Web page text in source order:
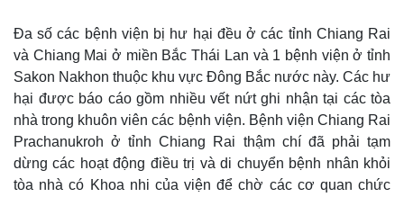
Đa số các bệnh viện bị hư hại đều ở các tỉnh Chiang Rai
và Chiang Mai ở miền Bắc Thái Lan và 1 bệnh viện ở tỉnh
Sakon Nakhon thuộc khu vực Đông Bắc nước này. Các hư
hại được báo cáo gồm nhiều vết nứt ghi nhận tại các tòa
nhà trong khuôn viên các bệnh viện. Bệnh viện Chiang Rai
Prachanukroh ở tỉnh Chiang Rai thậm chí đã phải tạm
dừng các hoạt động điều trị và di chuyển bệnh nhân khỏi
tòa nhà có Khoa nhi của viện để chờ các cơ quan chức